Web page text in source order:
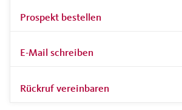
Prospekt bestellen
E-Mail schreiben
Rückruf vereinbaren